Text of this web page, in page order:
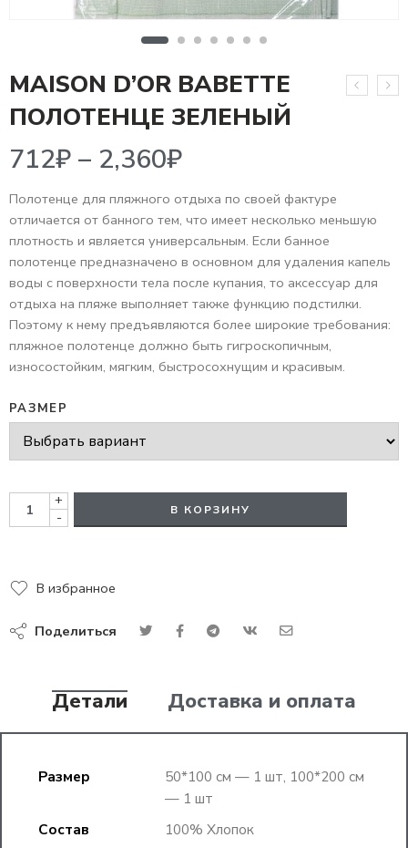
MAISON D’OR BABETTE
ПОЛОТЕНЦЕ ЗЕЛЕНЫЙ
712₽–2,360₽
Полотенце для пляжного отдыха по своей фактуре
отличается от банного тем, что имеет несколько меньшую
плотность и является универсальным. Если банное
полотенце предназначено в основном для удаления капель
воды с поверхности тела после купания, то аксессуар для
отдыха на пляже выполняет также функцию подстилки.
Поэтому к нему предъявляются более широкие требования:
пляжное полотенце должно быть гигроскопичным,
износостойким, мягким, быстросохнущим и красивым.
РАЗМЕР
+
-
В КОРЗИНУ
В избранное
Поделиться
Детали Доставка и оплата
Размер
50*100 см — 1 шт, 100*200 см
— 1 шт
Состав
100% Хлопок